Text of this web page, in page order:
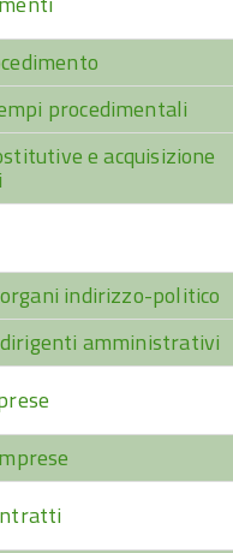
procedimentali
e acquisizione
indirizzo-politico
amministrativi